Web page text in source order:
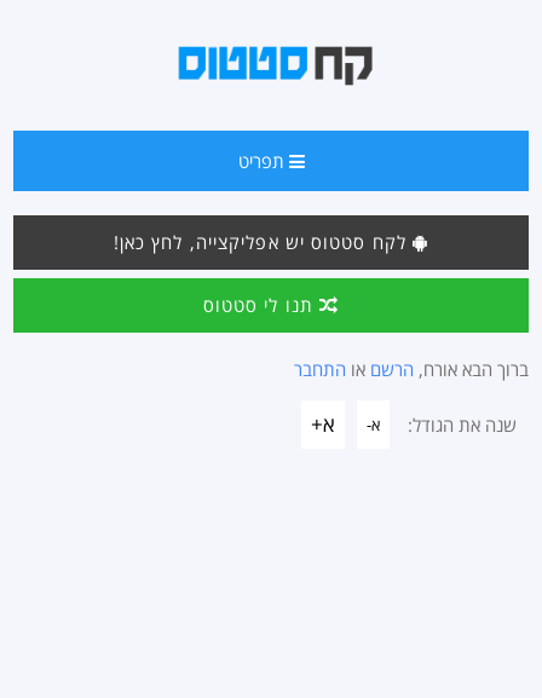
תפריט
לקח סטטוס יש אפליקצייה, לחץ כאן!
תנו לי סטטוס
ברוך הבא אורח, הרשם או התחבר
שנה את הגודל: א- א+